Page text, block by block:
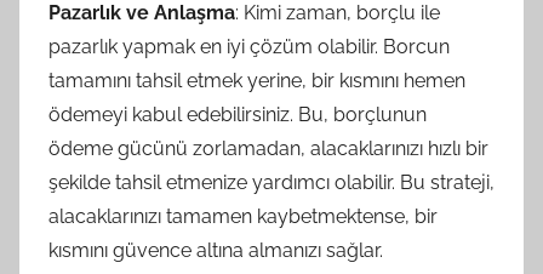
Pazarlık ve Anlaşma: Kimi zaman, borçlu ile
pazarlık yapmak en iyi çözüm olabilir. Borcun
tamamını tahsil etmek yerine, bir kısmını hemen
ödemeyi kabul edebilirsiniz. Bu, borçlunun
ödeme gücünü zorlamadan, alacaklarınızı hızlı bir
şekilde tahsil etmenize yardımcı olabilir. Bu strateji,
alacaklarınızı tamamen kaybetmektense, bir
kısmını güvence altına almanızı sağlar.